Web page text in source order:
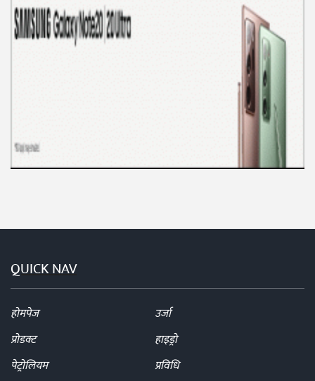
QUICK NAV
होमपेज
उर्जा
प्रोडक्ट
हाइड्रो
पेट्रोलियम
प्रविधि